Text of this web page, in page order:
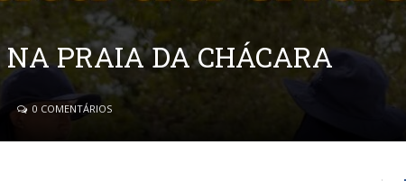
PRAIA DA CHÁCARA
0 COMENTÁRIOS